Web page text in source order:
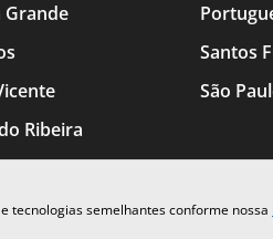
tecnologias semelhantes conforme nossa
Grande
Ribeira
Santos
São